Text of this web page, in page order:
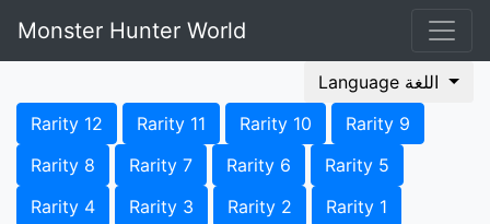
Monster Hunter World
Rarity 12
Rarity 11 Rarity 10
Rarity 9
Rarity 8
Rarity 7 Rarity 6
Rarity 5
Rarity 4
Rarity 3 Rarity 2 Rarity 1